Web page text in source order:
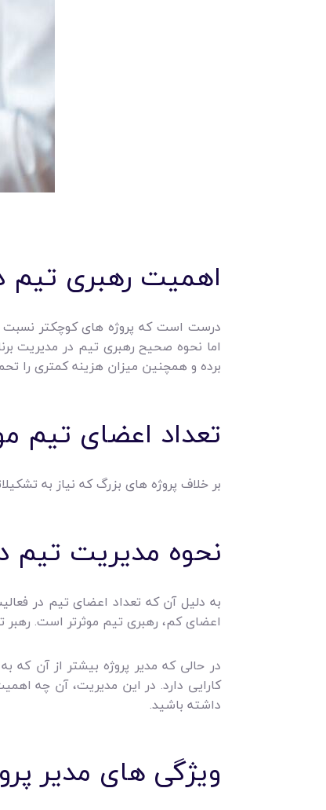
اهمیت رهبری تیم
درست است که پروژه های کوچکتر نسبت
اما نحوه صحیح رهبری تیم در مدیریت
برده و همچنین میزان هزینه کمتری را
تعداد اعضای تیم
بر خلاف پروژه های بزرگ که نیاز به
نحوه مدیریت تیم
به دلیل آن که تعداد اعضای تیم در
اعضای کم، رهبری تیم موثرتر است.
در حالی که مدیر پروژه بیشتر از آن که
کارایی دارد. در این مدیریت، آن چه
داشته باشید.
ویژگی های مدیر